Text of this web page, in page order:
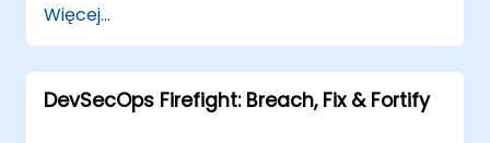
responsywnego i nowoczesnego
projektowania stron internetowych.
Kontrolować złożone układy za pomocą
Flexbox i innych zaawansowanych
Więcej...
DevSecOps Firefight: Breach, Fix & Fortify